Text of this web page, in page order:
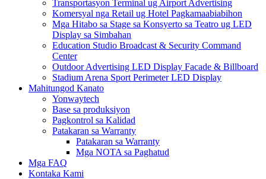
Transportasyon Terminal ug Airport Advertising
Komersyal nga Retail ug Hotel Pagkamaabiabihon
Mga Hitabo sa Stage sa Konsyerto sa Teatro ug LED
Display sa Simbahan
Education Studio Broadcast & Security Command
Center
Outdoor Advertising LED Display Facade & Billboard
Stadium Arena Sport Perimeter LED Display
Mahitungod Kanato
Yonwaytech
Base sa produksiyon
Pagkontrol sa Kalidad
Patakaran sa Warranty
Patakaran sa Warranty
Mga NOTA sa Paghatud
Mga FAQ
Kontaka Kami